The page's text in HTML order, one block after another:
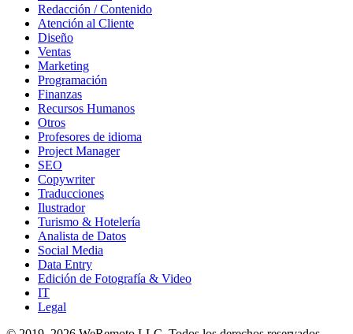
Redacción / Contenido
Atención al Cliente
Diseño
Ventas
Marketing
Programación
Finanzas
Recursos Humanos
Otros
Profesores de idioma
Project Manager
SEO
Copywriter
Traducciones
Ilustrador
Turismo & Hotelería
Analista de Datos
Social Media
Data Entry
Edición de Fotografía & Video
IT
Legal